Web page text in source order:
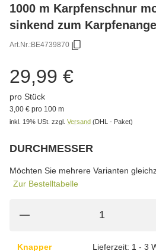
1000 m Karpfenschnur
sinkend zum
Art.Nr.:BE4739870
29,99 €
pro Stück
3,00 € pro 100 m
inkl. 19% USt. zzgl. Versand (DHL - Paket)
DURCHMESSER
Möchten Sie mehrere Varianten
Zur Bestelltabelle
Knapper
Lieferzeit: 1 - 3